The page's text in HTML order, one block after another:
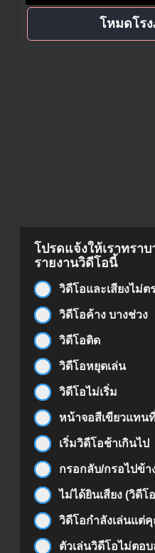
โหมดโร
โปรดแจ้งให้เราทรา
รายงานวิดีโอนี้
วิดีโอและเสียงไม่ต
วิดีโอค้าง บางช่วง
วิดีโอติด
วิดีโอหยุดเล่น
วิดีโอไม่เริ่ม
หน้าจอสีเขียวแทน
เริ่มวิดีโอช้าเกินไป
กรอกลับ/กรอไปข้า
ไม่ได้ยินเสียง (วิดีโ
วิดีโอกำลังเล่นแต่
ตัวเล่นวิดีโอไม่ตอ